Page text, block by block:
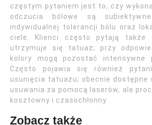
częstym pytaniem jest to, czy
odczucia bólowe są
indywidualnej tolerancji bólu oraz
ciele. Klienci często pytają także
utrzymuje się tatuaż; przy
kolory mogą pozostać intensywne
Często pojawia się również
usunięcia tatuażu; obecnie dostępne
usuwania za pomocą laserów, ale
kosztowny i czasochłonny.
Zobacz także